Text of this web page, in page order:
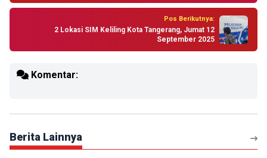
Pos Berikutnya:
2 Lokasi SIM Keliling Kota Tangerang, Jumat 12
September 2025
Komentar:
Berita Lainnya